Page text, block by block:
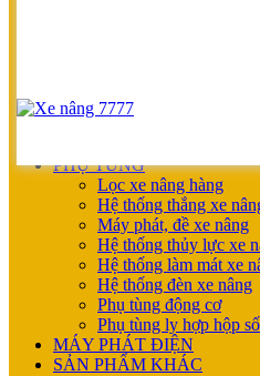
XE NÂNG TAY
PHỤ TÙNG
Lọc xe nâng hàng
Hệ thống thắng xe
Máy phát, đề xe nâng
Hệ thống thủy lực xe
Hệ thống làm mát xe
Hệ thống đèn xe nâng
Phụ tùng động cơ
Phụ tùng ly hợp hộp số
MÁY PHÁT ĐIỆN
SẢN PHẨM KHÁC